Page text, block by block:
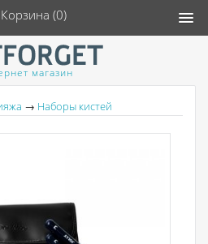
магазин
→ Наборы кистей
Корзина (0)